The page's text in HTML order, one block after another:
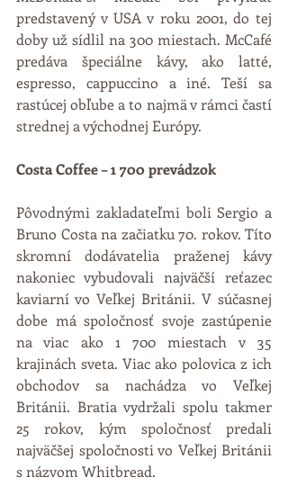
predstavený v USA v roku 2001, do tej
doby už sídlil na 300 miestach. McCafé
predáva špeciálne kávy, ako latté,
espresso, cappuccino a iné. Teší sa
rastúcej obľube a to najmä v rámci častí
strednej a východnej Európy.
Costa Coffee – 1 700 prevádzok
Pôvodnými zakladateľmi boli Sergio a
Bruno Costa na začiatku 70. rokov. Títo
skromní dodávatelia praženej kávy
nakoniec vybudovali najväčší reťazec
kaviarní vo Veľkej Británii. V súčasnej
dobe má spoločnosť svoje zastúpenie
na viac ako 1 700 miestach v 35
krajinách sveta. Viac ako polovica z ich
obchodov sa nachádza vo Veľkej
Británii. Bratia vydržali spolu takmer
25 rokov, kým spoločnosť predali
najväčšej spoločnosti vo Veľkej Británii
s názvom Whitbread.